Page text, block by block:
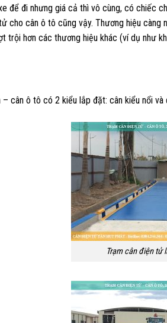
để đi nhưng giá cả thì vô cùng, có chiếc
cho cân ô tô cũng vậy. Thương hiệu
trội hơn các thương hiệu khác (ví dụ như
– cân ô tô có 2 kiểu lắp đặt: cân kiểu nổi và
Trạm cân điện tử